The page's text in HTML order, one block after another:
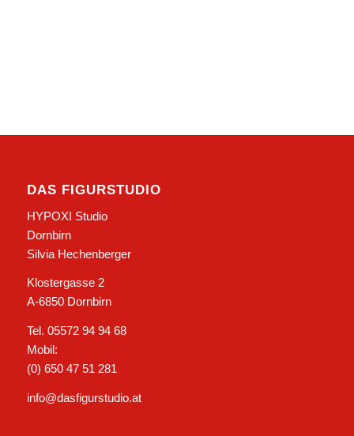
DAS FIGURSTUDIO
HYPOXI Studio
Dornbirn
Silvia Hechenberger
Klostergasse 2
A-6850 Dornbirn
Tel. 05572 94 94 68
Mobil:
(0) 650 47 51 281
info@dasfigurstudio.at